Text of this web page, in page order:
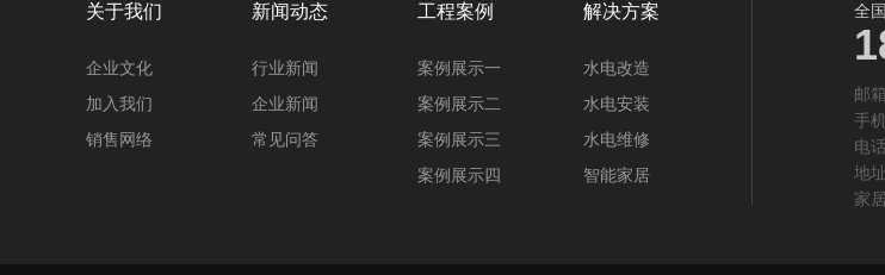
关于我们
企业文化
加入我们
销售网络
新闻动态
行业新闻
企业新闻
常见问答
工程案例
案例展示一
案例展示二
案例展示三
案例展示四
解决方案
水电改造
水电安装
水电维修
智能家居
全
邮
手
电
地
家居